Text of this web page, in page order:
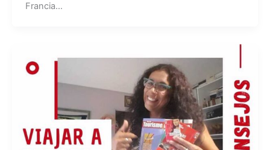
Francia…